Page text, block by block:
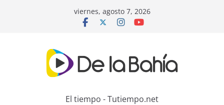
viernes, agosto 7, 2026
El tiempo - Tutiempo.net